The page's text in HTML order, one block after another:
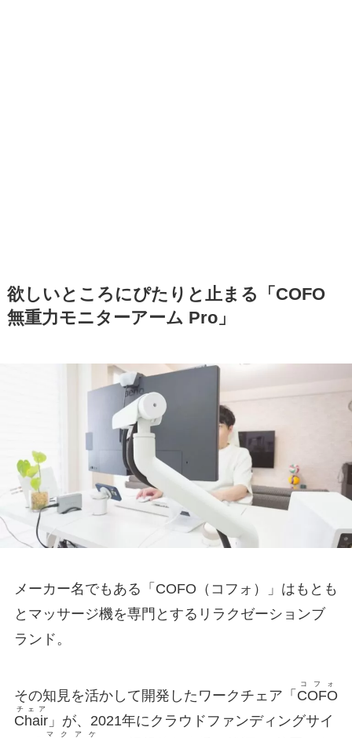
欲しいところにぴたりと止まる
「COFO
無重力モニターアーム Pro」
メーカー名でもある「COFO（コフォ）」はもとも
とマッサージ機を専門とするリラクゼーションブ
ランド。
その知見を活かして開発したワークチェア「 COFO
コフォ
Chair
チェア
」が、2021年にクラウドファンディングサイ
マクアケ